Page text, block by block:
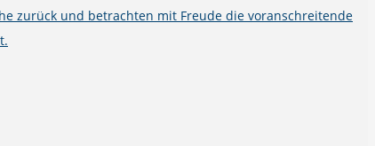
zurück und betrachten mit Freude die voranschreitende